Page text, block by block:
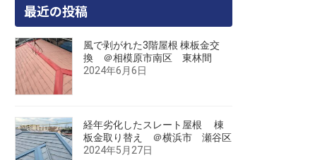
最近の投稿
風で剥がれた3階屋根 棟板金交
換 ＠相模原市南区 東林間
2024年6月6日
経年劣化したスレート屋根 棟
板金取り替え ＠横浜市 瀬谷区
2024年5月27日